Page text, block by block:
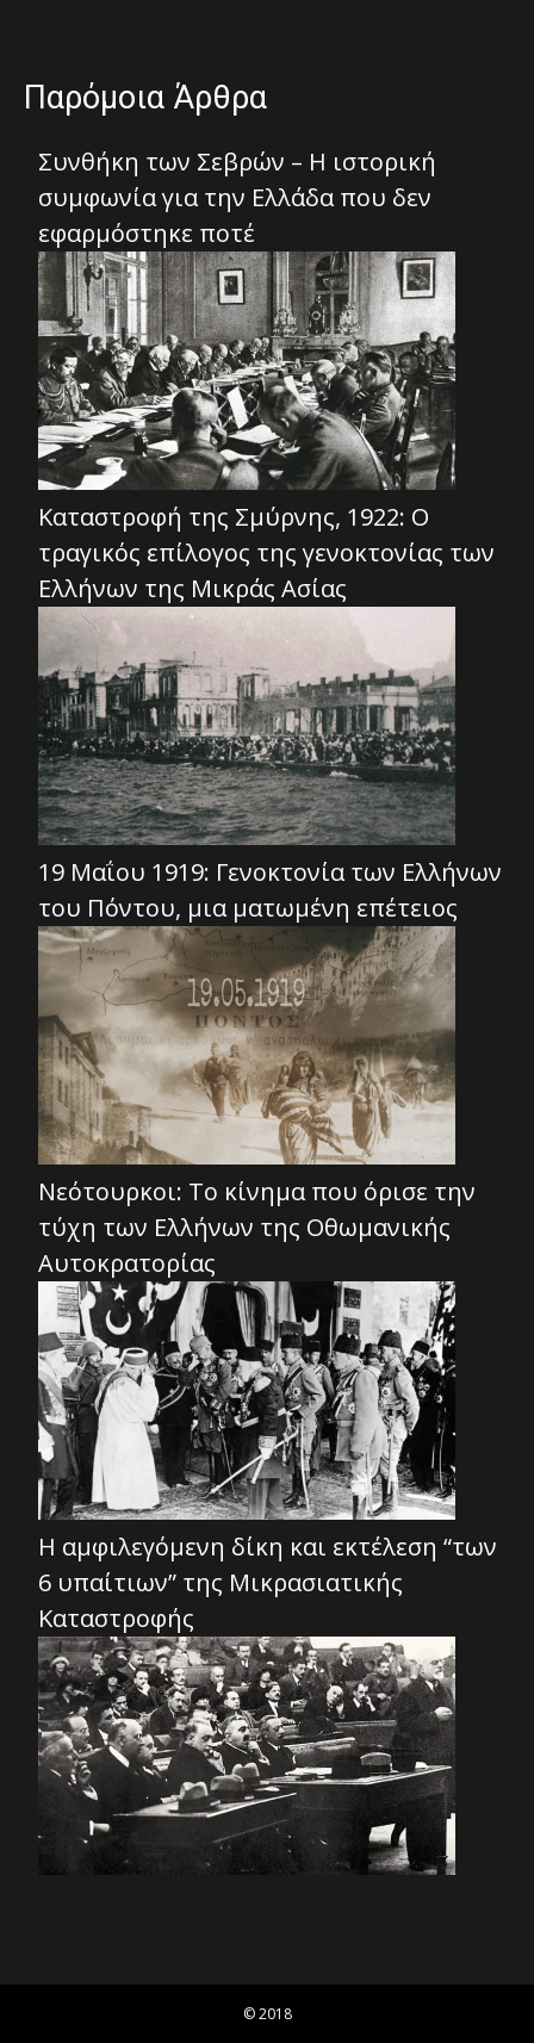
Παρόμοια Άρθρα
Συνθήκη των Σεβρών – Η ιστορική
συμφωνία για την Ελλάδα που δεν
εφαρμόστηκε ποτέ
Καταστροφή της Σμύρνης, 1922: Ο
τραγικός επίλογος της γενοκτονίας των
Ελλήνων της Μικράς Ασίας
19 Μαΐου 1919: Γενοκτονία των Ελλήνων
του Πόντου, μια ματωμένη επέτειος
Νεότουρκοι: Το κίνημα που όρισε την
τύχη των Ελλήνων της Οθωμανικής
Αυτοκρατορίας
Η αμφιλεγόμενη δίκη και εκτέλεση “των
6 υπαίτιων” της Μικρασιατικής
Καταστροφής
© 2018